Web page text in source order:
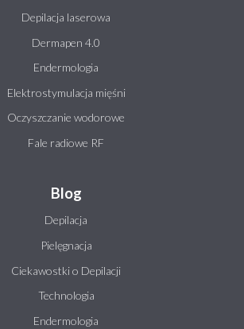
Depilacja laserowa
Dermapen 4.0
Endermologia
Elektrostymulacja mięśni
Oczyszczanie wodorowe
Fale radiowe RF
Blog
Depilacja
Pielęgnacja
Ciekawostki o Depilacji
Technologia
Endermologia